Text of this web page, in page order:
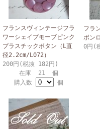
フランスヴィンテージフラ
ワーシェイプモーブピンク
プラスチックボタン（L直
径2.2cm/L072）
200円(税抜 182円)
在庫 21 個
購入数
個
フラ
ボン
0円(